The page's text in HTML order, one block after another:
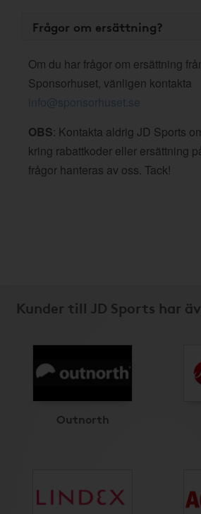
Frågor om ersättning?
Om du har frågor om ersättning
Sponsorhuset, vänligen kontakta
info@sponsorhuset.se
OBS: Kontakta aldrig JD Sports
kring rabattkoder eller ersättning
frågor hanteras av oss. Tack!
Kunder till JD Sports har
Outnorth